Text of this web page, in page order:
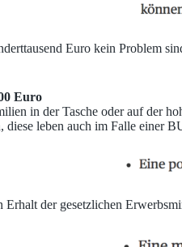
Euro kein Problem
Euro
in der Tasche oder auf der
leben auch im Falle einer
der gesetzlichen